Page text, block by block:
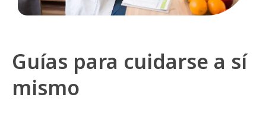
Guías para cuidarse a sí
mismo